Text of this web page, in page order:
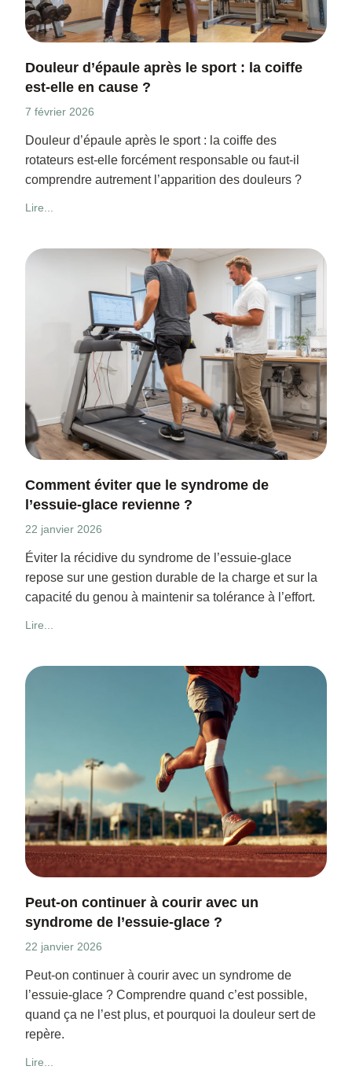
Douleur d’épaule après le sport : la coiffe
est-elle en cause ?
7 février 2026
Douleur d’épaule après le sport : la coiffe des
rotateurs est-elle forcément responsable ou faut-il
comprendre autrement l’apparition des douleurs ?
Lire...
Comment éviter que le syndrome de
l’essuie-glace revienne ?
22 janvier 2026
Éviter la récidive du syndrome de l’essuie-glace
repose sur une gestion durable de la charge et sur la
capacité du genou à maintenir sa tolérance à l’effort.
Lire...
Peut-on continuer à courir avec un
syndrome de l’essuie-glace ?
22 janvier 2026
Peut-on continuer à courir avec un syndrome de
l’essuie-glace ? Comprendre quand c’est possible,
quand ça ne l’est plus, et pourquoi la douleur sert de
repère.
Lire...